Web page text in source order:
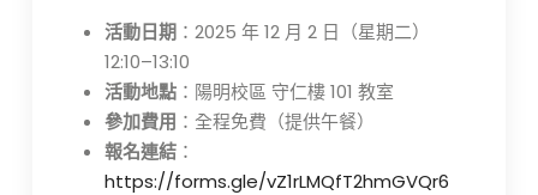
活動日期：2025 年 12 月 2 日（星期二）
12:10–13:10
活動地點：陽明校區 守仁樓 101 教室
參加費用 ：全程免費（提供午餐）
報名連結：
https://forms.gle/vZ1rLMQfT2hmGVQr6